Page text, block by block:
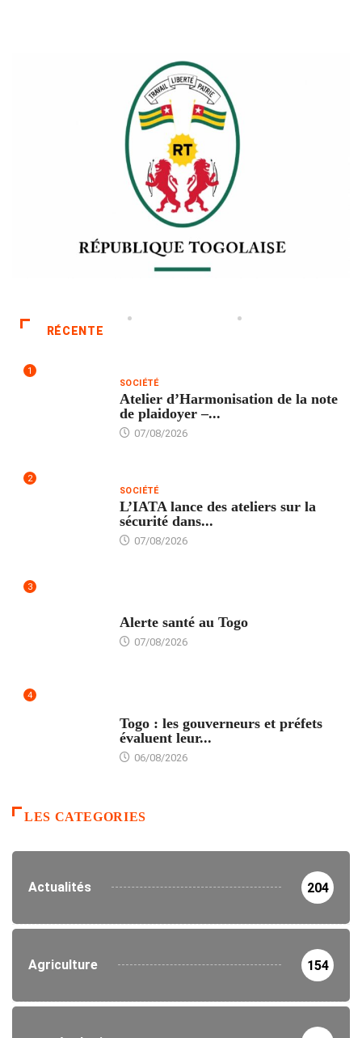
RÉCENTE
1
SOCIÉTÉ
Atelier d’Harmonisation de la note
de plaidoyer –...
07/08/2026
2
SOCIÉTÉ
L’IATA lance des ateliers sur la
sécurité dans...
07/08/2026
3
Alerte santé au Togo
07/08/2026
4
Togo : les gouverneurs et préfets
évaluent leur...
06/08/2026
LES CATEGORIES
Actualités 204
Agriculture 154